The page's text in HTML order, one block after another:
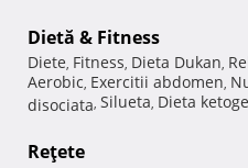
Dietă & Fitness
Diete, Fitness, Dieta Dukan,
Aerobic, Exercitii abdomen,
disociata, Silueta, Dieta
Reţete